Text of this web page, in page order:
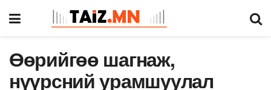
Өөрийгөө шагнаж,
нүүрсний урамшуулал